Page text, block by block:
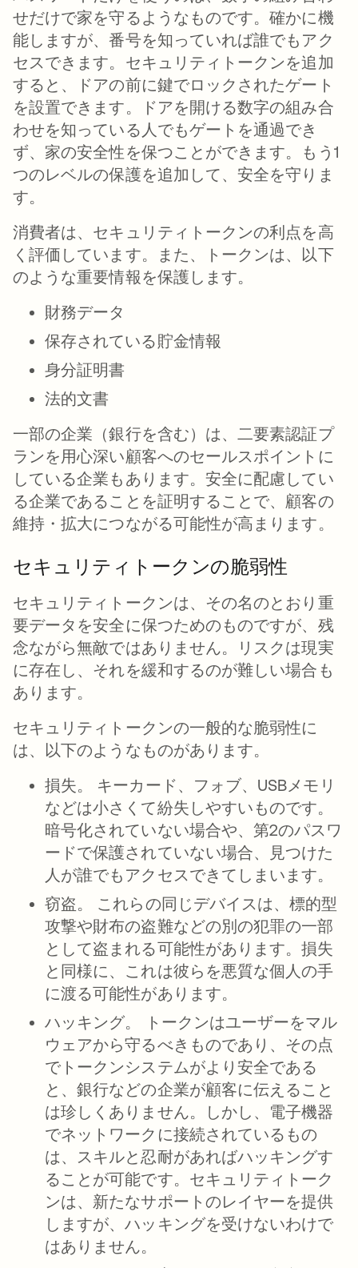
せだけで家を守るようなものです。確かに機
能しますが、番号を知っていれば誰でもアク
セスできます。セキュリティトークンを追加
すると、ドアの前に鍵でロックされたゲート
を設置できます。ドアを開ける数字の組み合
わせを知っている人でもゲートを通過でき
ず、家の安全性を保つことができます。もう1
つのレベルの保護を追加して、安全を守りま
す。
消費者は、セキュリティトークンの利点を高
く評価しています。また、トークンは、以下
のような重要情報を保護します。
財務データ
保存されている貯金情報
身分証明書
法的文書
一部の企業（銀行を含む）は、二要素認証プ
ランを用心深い顧客へのセールスポイントに
している企業もあります。安全に配慮してい
る企業であることを証明することで、顧客の
維持・拡大につながる可能性が高まります。
セキュリティトークンの脆弱性
セキュリティトークンは、その名のとおり重
要データを安全に保つためのものですが、残
念ながら無敵ではありません。リスクは現実
に存在し、それを緩和するのが難しい場合も
あります。
セキュリティトークンの一般的な脆弱性に
は、以下のようなものがあります。
損失。 キーカード、フォブ、USBメモリ
などは小さくて紛失しやすいものです。
暗号化されていない場合や、第2のパスワ
ードで保護されていない場合、見つけた
人が誰でもアクセスできてしまいます。
窃盗。 これらの同じデバイスは、標的型
攻撃や財布の盗難などの別の犯罪の一部
として盗まれる可能性があります。損失
と同様に、これは彼らを悪質な個人の手
に渡る可能性があります。
ハッキング。
トークンはユーザーをマル
ウェアから守るべきものであり、その点
でトークンシステムがより安全である
と、銀行などの企業が顧客に伝えること
は珍しくありません。しかし、電子機器
でネットワークに接続されているもの
は、スキルと忍耐があればハッキングす
ることが可能です。セキュリティトーク
ンは、新たなサポートのレイヤーを提供
しますが、ハッキングを受けないわけで
はありません。